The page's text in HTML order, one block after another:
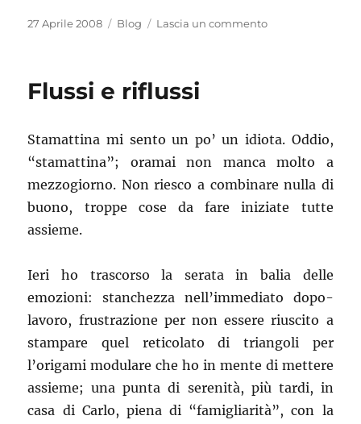
Pubblicato
27 Aprile 2008 Categorie
Blog Lascia un commentosu
con
un
spirito
Flussi e riflussi
Stamattina mi sento un po’ un idiota. Oddio,
“stamattina”; oramai non manca molto a
mezzogiorno. Non riesco a combinare nulla di
buono, troppe cose da fare iniziate tutte
assieme.
Ieri ho trascorso la serata in balia delle
emozioni: stanchezza nell’immediato dopo-
lavoro, frustrazione per non essere riuscito a
stampare quel reticolato di triangoli per
l’origami modulare che ho in mente di mettere
assieme; una punta di serenità, più tardi, in
casa di Carlo, piena di “famigliarità”, con la